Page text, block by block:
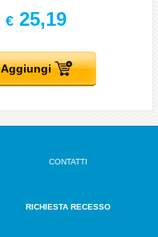
€25,19
Aggiungi
CONTATTI
RICHIESTA RECESSO